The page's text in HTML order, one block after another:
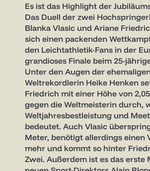
Es ist das Highlight der
Das Duell der zwei
Blanka Vlasic und Ariane
sich einen packenden
den Leichtathletik-Fans in der
grandioses Finale beim 25-
Unter den Augen der
Weltrekordlerin Heike Henken
Friedrich mit einer Höhe von
gegen die Weltmeisterin durch,
Weltjahresbestleistung und
bedeutet. Auch Vlasic
Meter, benötigt allerdings einen
mehr und kommt so hinter
Zwei. Außerdem ist es das erste